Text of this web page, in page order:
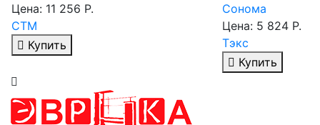
Цена: 11 256 Р.
СТМ
Купить
Сонома
Цена: 5 824 Р.
Тэкс
Купить